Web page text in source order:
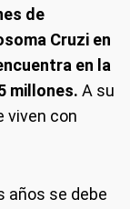
de
Cruzi en
en la
millones. A su
viven con
años se debe